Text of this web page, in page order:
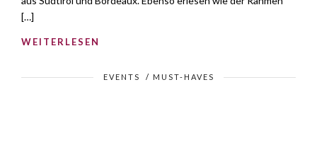
[…]
WEITERLESEN
EVENTS / MUST-HAVES